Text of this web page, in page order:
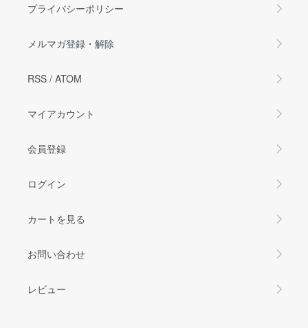
プライバシーポリシー
メルマガ登録・解除
RSS / ATOM
マイアカウント
会員登録
ログイン
カートを見る
お問い合わせ
レビュー